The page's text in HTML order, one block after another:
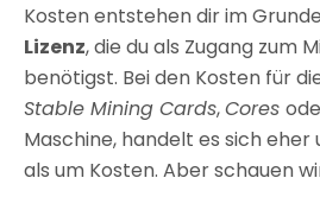
Kosten entstehen dir im
Lizenz, die du als Zugang zum
benötigst. Bei den Kosten für
Stable Mining Cards,Cores
Maschine, handelt es sich eher
als um Kosten. Aber schauen